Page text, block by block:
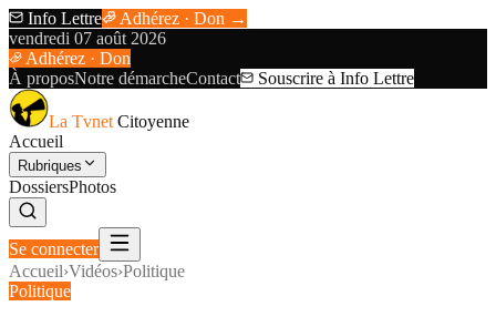
Info Lettre
Adhérez · Don →
vendredi 07 août 2026
Adhérez · Don
À proposNotre démarcheContact Souscrire à Info Lettre
La Tvnet Citoyenne
Accueil
Rubriques
DossiersPhotos
Se connecter
Accueil›Vidéos›Politique
Politique